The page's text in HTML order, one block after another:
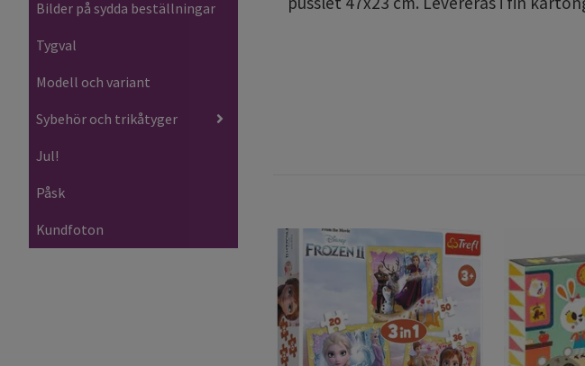
Bilder på sydda beställningar
Tygval
Modell och variant
Sybehör och trikåtyger
Jul!
Påsk
Kundfoton